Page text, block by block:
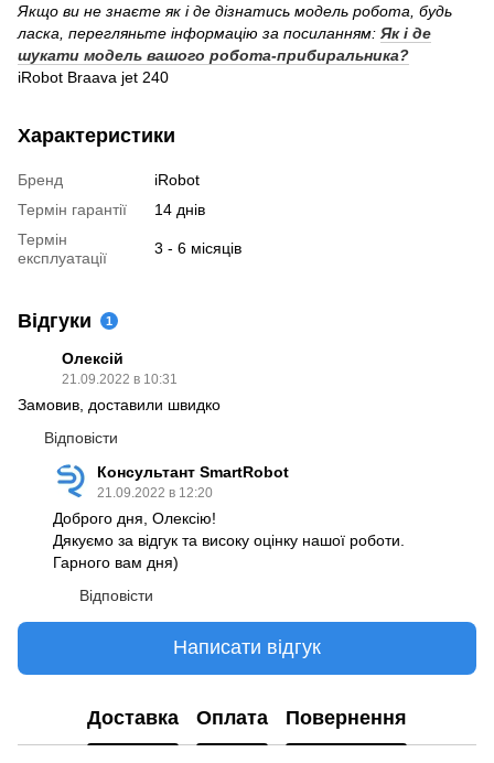
Якщо ви не знаєте як і де дізнатись модель робота, будь
ласка, перегляньте інформацію за посиланням: Як і де
шукати модель вашого робота-прибиральника?
iRobot Braava jet 240
Характеристики
Бренд
iRobot
Термін гарантії
14 днів
Термін
експлуатації
3 - 6 місяців
Відгуки 1
Олексій
21.09.2022 в 10:31
Замовив, доставили швидко
Відповісти
Консультант SmartRobot
21.09.2022 в 12:20
Доброго дня, Олексію!
Дякуємо за відгук та високу оцінку нашої роботи.
Гарного вам дня)
Відповісти
Написати відгук
Доставка Оплата Повернення